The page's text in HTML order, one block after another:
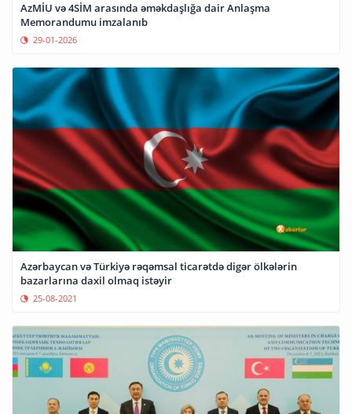
AzMİU və 4SİM arasında əməkdaşlığa dair Anlaşma
Memorandumu imzalanıb
29-01-2026
Azərbaycan və Türkiyə rəqəmsal ticarətdə digər ölkələrin
bazarlarına daxil olmaq istəyir
25-08-2021